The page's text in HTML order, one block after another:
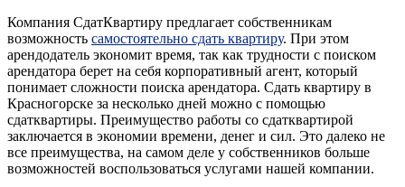
Компания СдатКвартиру предлагает собственникам
возможность самостоятельно сдать квартиру. При этом
арендодатель экономит время, так как трудности с поиском
арендатора берет на себя корпоративный агент, который
понимает сложности поиска арендатора. Сдать квартиру в
Красногорске за несколько дней можно с помощью
сдатквартиры. Преимущество работы со сдатквартирой
заключается в экономии времени, денег и сил. Это далеко не
все преимущества, на самом деле у собственников больше
возможностей воспользоваться услугами нашей компании.